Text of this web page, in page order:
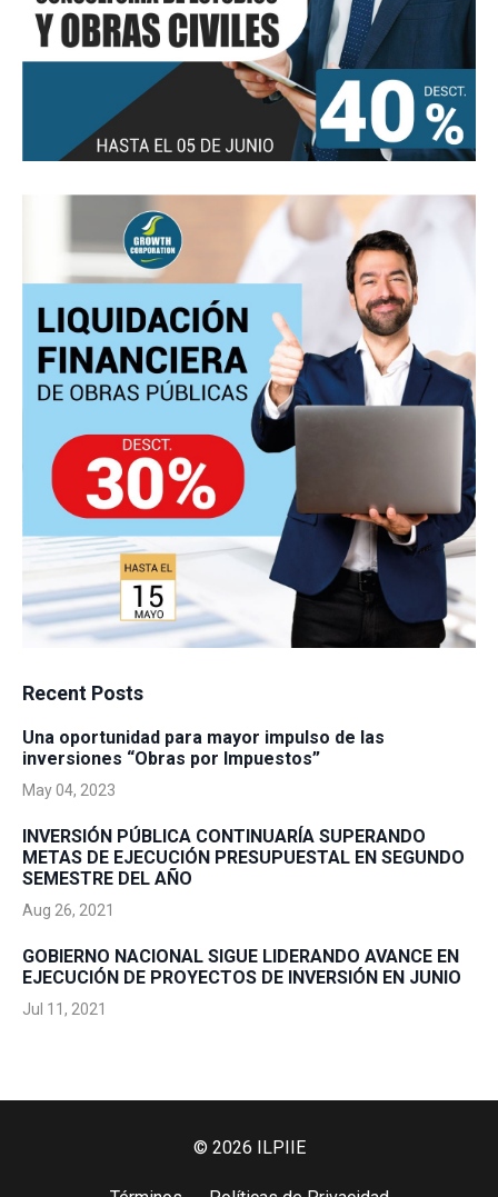
Recent Posts
Una oportunidad para mayor impulso de las
inversiones “Obras por Impuestos”
May 04, 2023
INVERSIÓN PÚBLICA CONTINUARÍA SUPERANDO
METAS DE EJECUCIÓN PRESUPUESTAL EN SEGUNDO
SEMESTRE DEL AÑO
Aug 26, 2021
GOBIERNO NACIONAL SIGUE LIDERANDO AVANCE EN
EJECUCIÓN DE PROYECTOS DE INVERSIÓN EN JUNIO
Jul 11, 2021
© 2026 ILPIIE